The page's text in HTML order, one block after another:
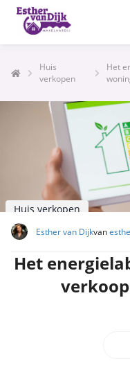
Huis
verkopen
Het
Huis verkopen
Esther van Dijkvan
Het